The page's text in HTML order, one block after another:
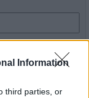
Information
third parties, or